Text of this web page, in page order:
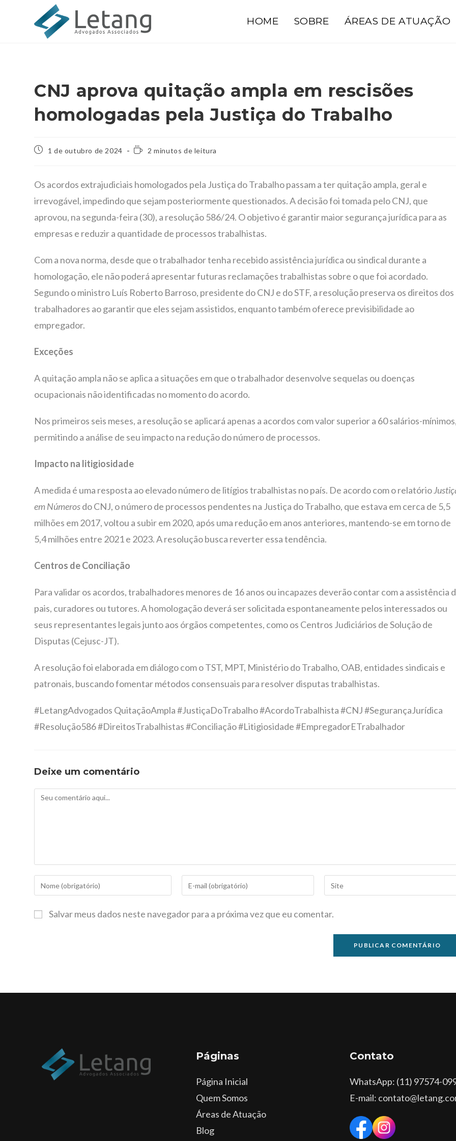
HOME SOBRE ÁREAS DE ATUAÇÃO
CNJ aprova quitação ampla em rescisões
homologadas pela Justiça do Trabalho
1 de outubro de 2024 2 minutos de leitura
Os acordos extrajudiciais homologados pela Justiça do Trabalho passam a ter quitação ampla, geral e
irrevogável, impedindo que sejam posteriormente questionados. A decisão foi tomada pelo CNJ, que
aprovou, na segunda-feira (30), a resolução 586/24. O objetivo é garantir maior segurança jurídica para as
empresas e reduzir a quantidade de processos trabalhistas.
Com a nova norma, desde que o trabalhador tenha recebido assistência jurídica ou sindical durante a
homologação, ele não poderá apresentar futuras reclamações trabalhistas sobre o que foi acordado.
Segundo o ministro Luís Roberto Barroso, presidente do CNJ e do STF, a resolução preserva os direitos dos
trabalhadores ao garantir que eles sejam assistidos, enquanto também oferece previsibilidade ao
empregador.
Exceções
A quitação ampla não se aplica a situações em que o trabalhador desenvolve sequelas ou doenças
ocupacionais não identificadas no momento do acordo.
Nos primeiros seis meses, a resolução se aplicará apenas a acordos com valor superior a 60 salários-
permitindo a análise de seu impacto na redução do número de processos.
Impacto na litigiosidade
A medida é uma resposta ao elevado número de litígios trabalhistas no país. De acordo com o relatório
em Númerosdo CNJ, o número de processos pendentes na Justiça do Trabalho, que estava em cerca de 5,5
milhões em 2017, voltou a subir em 2020, após uma redução em anos anteriores, mantendo-se em torno de
5,4 milhões entre 2021 e 2023. A resolução busca reverter essa tendência.
Centros de Conciliação
Para validar os acordos, trabalhadores menores de 16 anos ou incapazes deverão contar com a assistência
pais, curadores ou tutores. A homologação deverá ser solicitada espontaneamente pelos interessados ou
seus representantes legais junto aos órgãos competentes, como os Centros Judiciários de Solução de
Disputas (Cejusc-JT).
A resolução foi elaborada em diálogo com o TST, MPT, Ministério do Trabalho, OAB, entidades sindicais e
patronais, buscando fomentar métodos consensuais para resolver disputas trabalhistas.
#LetangAdvogados QuitaçãoAmpla #JustiçaDoTrabalho #AcordoTrabalhista #CNJ #SegurançaJurídica
#Resolução586 #DireitosTrabalhistas #Conciliação #Litigiosidade #EmpregadorETrabalhador
Deixe um comentário
Salvar meus dados neste navegador para a próxima vez que eu comentar.
Páginas
Página Inicial
Quem Somos
Áreas de Atuação
Blog
Contato
WhatsApp: (11) 97574-
E-mail: